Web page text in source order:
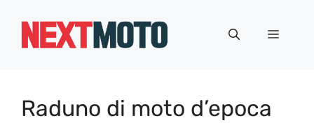
Menu
Raduno di moto d’epoca